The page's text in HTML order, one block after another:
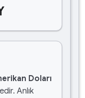
Doları
Anlık